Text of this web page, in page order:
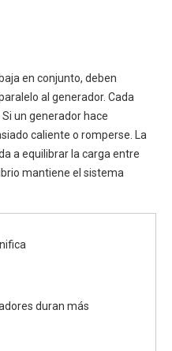
en conjunto, deben
al generador. Cada
un generador hace
caliente o romperse. La
a equilibrar la carga entre
mantiene el sistema
duran más